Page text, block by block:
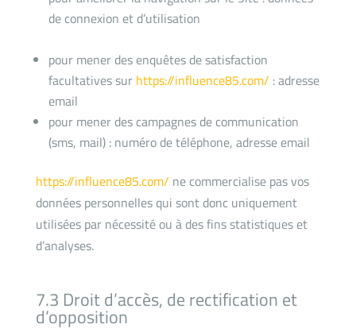
de connexion et d’utilisation
pour mener des enquêtes de satisfaction
facultatives sur https://influence85.com/ : adresse
email
pour mener des campagnes de communication
(sms, mail) : numéro de téléphone, adresse email
https://influence85.com/ ne commercialise pas vos
données personnelles qui sont donc uniquement
utilisées par nécessité ou à des fins statistiques et
d’analyses.
7.3 Droit d’accès, de rectification et
d’opposition